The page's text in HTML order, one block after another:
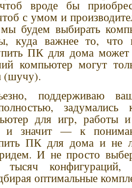
вроде бы
с умом и
будем выбирать
куда важнее то, что
ПК для дома
компьютер могут
(шучу).
поддерживаю
задумались
для игр, работы
и значит — к
ПК для дома и не
И не просто
тысяч
оптимальные